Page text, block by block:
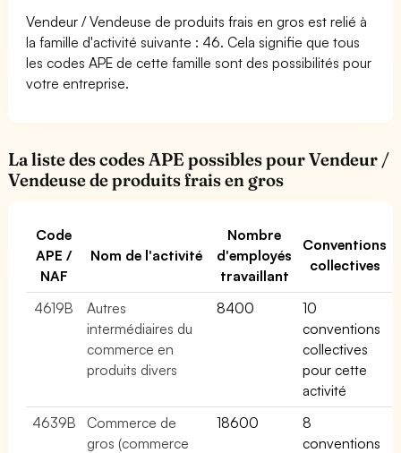
Vendeur / Vendeuse de produits frais en gros est relié à
la famille d'activité suivante : 46. Cela signifie que tous
les codes APE de cette famille sont des possibilités pour
votre entreprise.
La liste des codes APE possibles pour Vendeur /
Vendeuse de produits frais en gros
Code
APE /
NAF
Nom de l'activité
Nombre
d'employés
travaillant
Conventions
collectives
4619B
Autres
intermédiaires du
commerce en
produits divers
8400
10
conventions
collectives
pour cette
activité
4639B
Commerce de
gros (commerce
18600
8
conventions